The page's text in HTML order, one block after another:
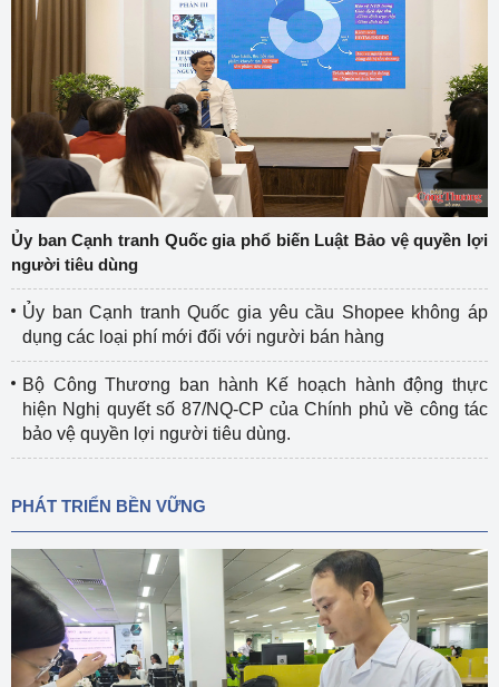
Ủy ban Cạnh tranh Quốc gia phổ biến Luật Bảo vệ quyền lợi
người tiêu dùng
Ủy ban Cạnh tranh Quốc gia yêu cầu Shopee không áp
dụng các loại phí mới đối với người bán hàng
Bộ Công Thương ban hành Kế hoạch hành động thực
hiện Nghị quyết số 87/NQ-CP của Chính phủ về công tác
bảo vệ quyền lợi người tiêu dùng.
PHÁT TRIỂN BỀN VỮNG